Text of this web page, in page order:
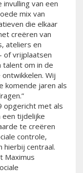
van een
mix van
die elkaar
creëren van
ateliers en
of vrijplaatsen
om in de
Wij
komende jaren als
opgericht met als
een tijdelijke
te creëren
controle,
hierbij centraal.
Maximus